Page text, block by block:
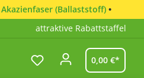
Akazienfaser (Ballaststoff) •
attraktive Rabattstaffel
0,00 €*